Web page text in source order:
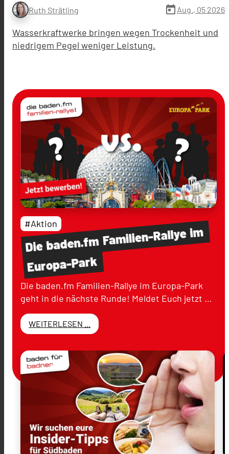
Ruth Strätling today Aug., 05 2026
Wasserkraftwerke bringen wegen Trockenheit und
niedrigem Pegel weniger Leistung.
Diebaden.fmFamilien-Rallyeim
Europa-Park
#Aktion
Die baden.fm Familien-Rallye im Europa-Park
geht in die nächste Runde! Meldet Euch jetzt …
WEITERLESEN ...